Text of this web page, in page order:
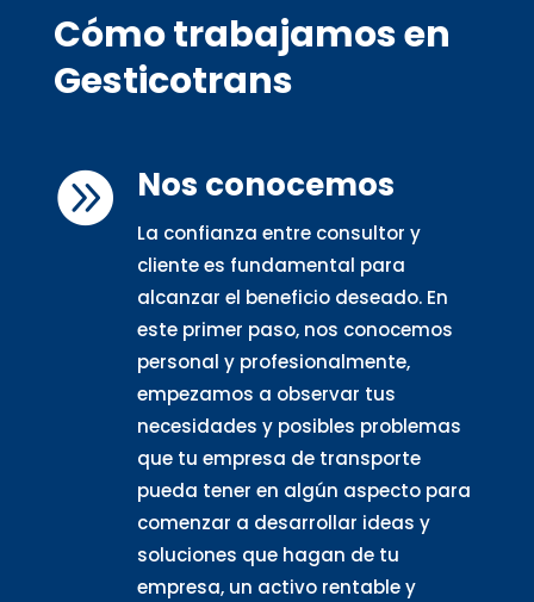
Cómo trabajamos en
Gesticotrans
 Nos conocemos
La confianza entre consultor y
cliente es fundamental para
alcanzar el beneficio deseado. En
este primer paso, nos conocemos
personal y profesionalmente,
empezamos a observar tus
necesidades y posibles problemas
que tu empresa de transporte
pueda tener en algún aspecto para
comenzar a desarrollar ideas y
soluciones que hagan de tu
empresa, un activo rentable y